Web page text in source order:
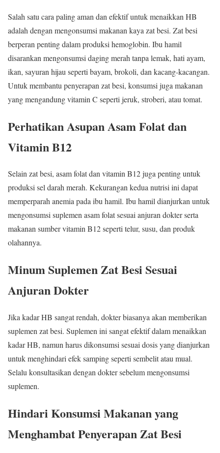
Salah satu cara paling aman dan efektif untuk menaikkan HB
adalah dengan mengonsumsi makanan kaya zat besi. Zat besi
berperan penting dalam produksi hemoglobin. Ibu hamil
disarankan mengonsumsi daging merah tanpa lemak, hati ayam,
ikan, sayuran hijau seperti bayam, brokoli, dan kacang-kacangan.
Untuk membantu penyerapan zat besi, konsumsi juga makanan
yang mengandung vitamin C seperti jeruk, stroberi, atau tomat.
Perhatikan Asupan Asam Folat dan
Vitamin B12
Selain zat besi, asam folat dan vitamin B12 juga penting untuk
produksi sel darah merah. Kekurangan kedua nutrisi ini dapat
memperparah anemia pada ibu hamil. Ibu hamil dianjurkan untuk
mengonsumsi suplemen asam folat sesuai anjuran dokter serta
makanan sumber vitamin B12 seperti telur, susu, dan produk
olahannya.
Minum Suplemen Zat Besi Sesuai
Anjuran Dokter
Jika kadar HB sangat rendah, dokter biasanya akan memberikan
suplemen zat besi. Suplemen ini sangat efektif dalam menaikkan
kadar HB, namun harus dikonsumsi sesuai dosis yang dianjurkan
untuk menghindari efek samping seperti sembelit atau mual.
Selalu konsultasikan dengan dokter sebelum mengonsumsi
suplemen.
Hindari Konsumsi Makanan yang
Menghambat Penyerapan Zat Besi